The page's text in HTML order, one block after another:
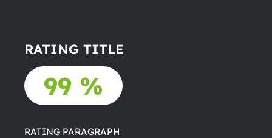
RATING TITLE
99 %
RATING PARAGRAPH